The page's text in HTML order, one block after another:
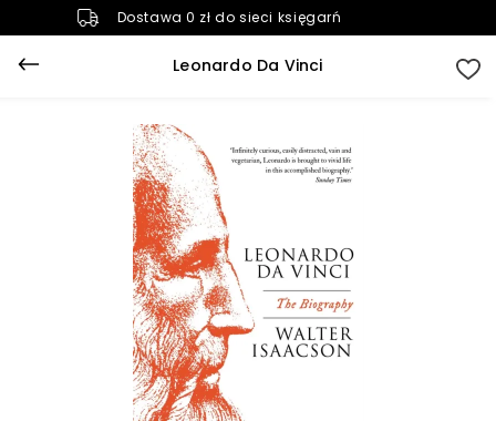
Dostawa 0 zł do sieci księgarń
Leonardo Da Vinci